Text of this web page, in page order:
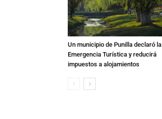
Un municipio de Punilla declaró la
Emergencia Turística y reducirá
impuestos a alojamientos